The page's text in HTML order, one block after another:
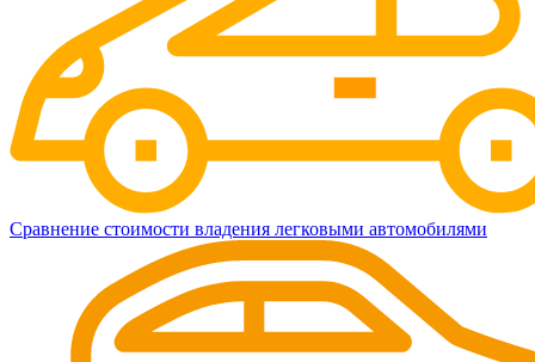
Сравнение стоимости владения легковыми автомобилями